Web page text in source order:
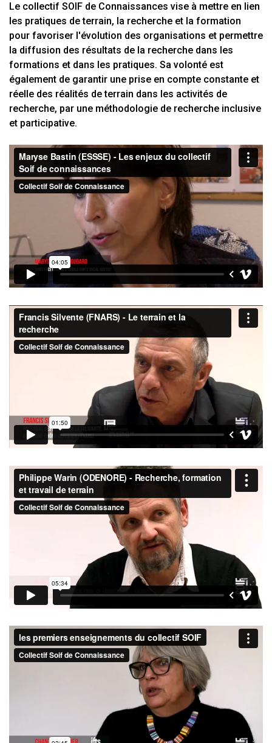
Le collectif SOIF de Connaissances vise à mettre en lien
les pratiques de terrain, la recherche et la formation
pour favoriser l'évolution des organisations et permettre
la diffusion des résultats de la recherche dans les
formations et dans les pratiques. Sa volonté est
également de garantir une prise en compte constante et
réelle des réalités de terrain dans les activités de
recherche, par une méthodologie de recherche inclusive
et participative.